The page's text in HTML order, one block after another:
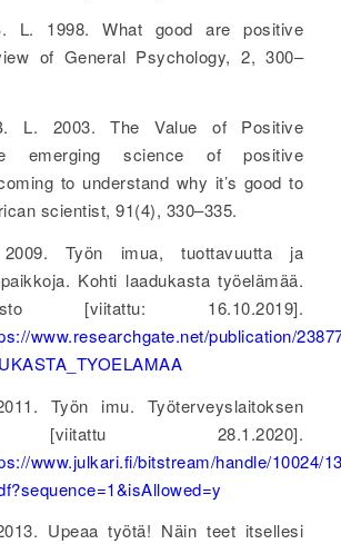
L. 1998. What good are positive
of General Psychology, 2, 300–
L. 2003. The Value of Positive
emerging science of positive
to understand why it’s good to
scientist, 91(4), 330–335.
Työn imua, tuottavuutta ja
Kohti laadukasta työelämää.
[viitattu: 16.10.2019].
www.researchgate.net/publication/
Työn imu. Työterveyslaitoksen
[viitattu 28.1.2020].
www.julkari.fi/bitstream/handle/10024/
Upeaa työtä! Näin teet itsellesi